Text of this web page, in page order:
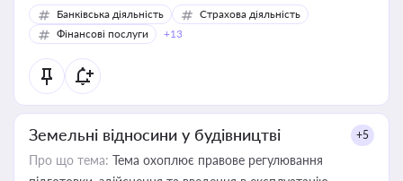
Банківська діяльність
Страхова діяльність
Фінансові послуги
+13
Земельні відносини у будівництві +5
Про що тема: Тема охоплює правове регулювання